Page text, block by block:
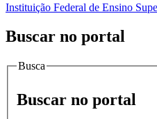
Instituição Federal de Ensino
Buscar no portal
Busca
Buscar no portal